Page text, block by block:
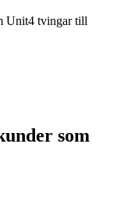
Unit4 tvingar till
som